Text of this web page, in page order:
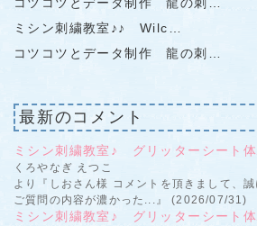
ミシン刺繍教室♪♪ Wilc…
コツコツとデータ制作 龍の刺…
最新のコメント
ミシン刺繍教室♪ グリッターシート
くろやなぎ えつこ
より『しおさん様 コメントを頂きまして、誠
ご質問の内容が濃かった...』 (2026/07/31)
ミシン刺繍教室♪ グリッターシート